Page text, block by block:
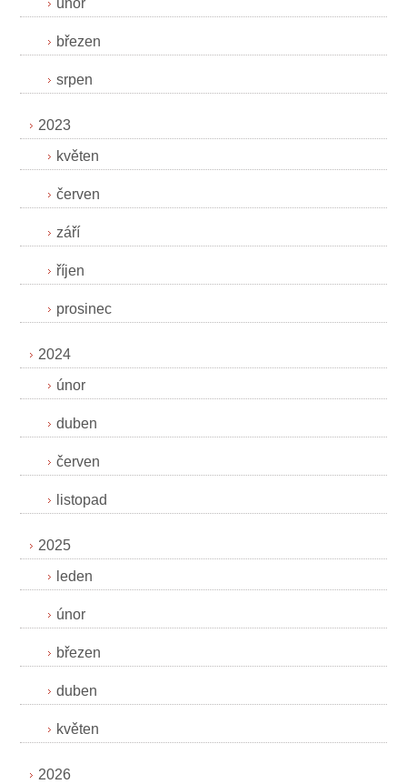
únor
březen
srpen
2023
květen
červen
září
říjen
prosinec
2024
únor
duben
červen
listopad
2025
leden
únor
březen
duben
květen
2026